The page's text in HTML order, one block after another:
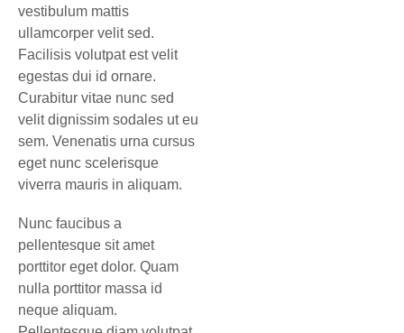
vestibulum mattis
ullamcorper velit sed.
Facilisis volutpat est velit
egestas dui id ornare.
Curabitur vitae nunc sed
velit dignissim sodales ut eu
sem. Venenatis urna cursus
eget nunc scelerisque
viverra mauris in aliquam.
Nunc faucibus a
pellentesque sit amet
porttitor eget dolor. Quam
nulla porttitor massa id
neque aliquam.